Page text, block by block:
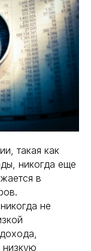
такая как
никогда еще
в
не
низкую